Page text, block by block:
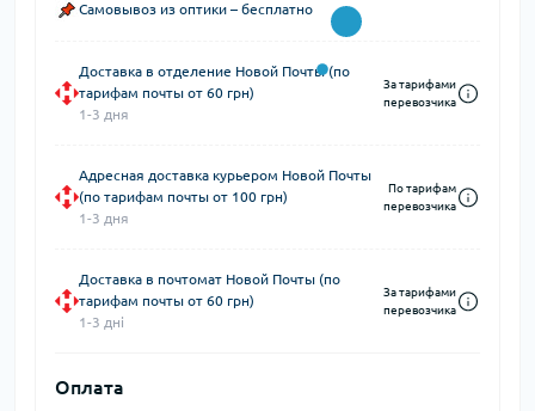
Самовывоз из оптики – бесплатно
Доставка в отделение Новой Почты (по
тарифам почты от 60 грн)
1-3 дня
За тарифами
перевозчика
Адресная доставка курьером Новой Почты
(по тарифам почты от 100 грн)
1-3 дня
По тарифам
перевозчика
Доставка в почтомат Новой Почты (по
тарифам почты от 60 грн)
1-3 дні
За тарифами
перевозчика
Оплата